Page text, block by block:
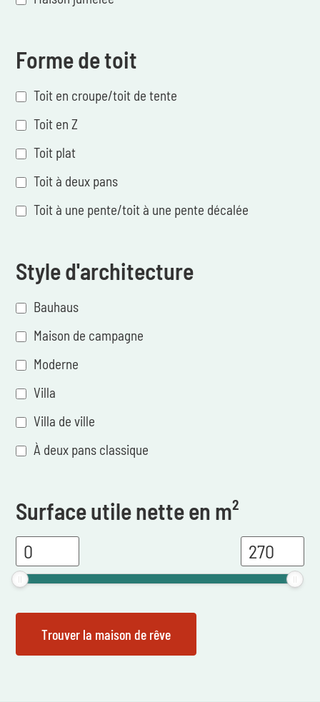
Forme de toit
Toit en croupe/toit de tente
Toit en Z
Toit plat
Toit à deux pans
Toit à une pente/toit à une pente décalée
Style d'architecture
Bauhaus
Maison de campagne
Moderne
Villa
Villa de ville
À deux pans classique
Surface utile nette en m²